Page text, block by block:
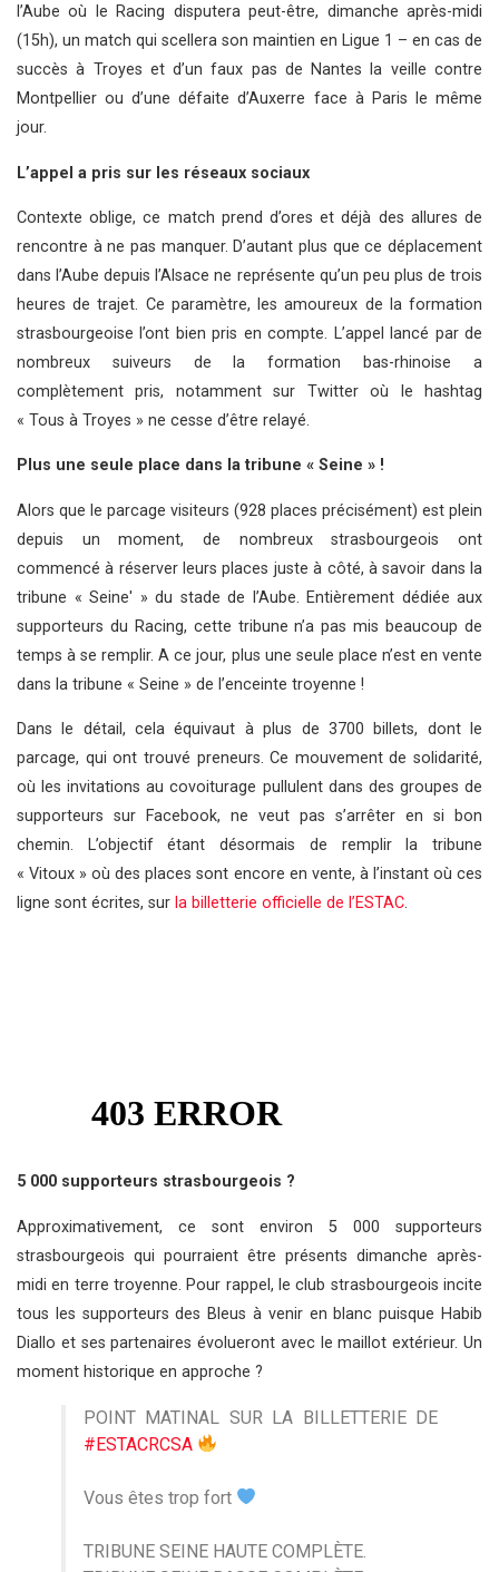
l’Aube où le Racing disputera peut-être, dimanche après-midi
(15h), un match qui scellera son maintien en Ligue 1 – en cas de
succès à Troyes et d’un faux pas de Nantes la veille contre
Montpellier ou d’une défaite d’Auxerre face à Paris le même
jour.
L’appel a pris sur les réseaux sociaux
Contexte oblige, ce match prend d’ores et déjà des allures de
rencontre à ne pas manquer. D’autant plus que ce déplacement
dans l’Aube depuis l’Alsace ne représente qu’un peu plus de trois
heures de trajet. Ce paramètre, les amoureux de la formation
strasbourgeoise l’ont bien pris en compte. L’appel lancé par de
nombreux suiveurs de la formation bas-rhinoise a
complètement pris, notamment sur Twitter où le hashtag
« Tous à Troyes » ne cesse d’être relayé.
Plus une seule place dans la tribune « Seine » !
Alors que le parcage visiteurs (928 places précisément) est plein
depuis un moment, de nombreux strasbourgeois ont
commencé à réserver leurs places juste à côté, à savoir dans la
tribune « Seine' » du stade de l’Aube. Entièrement dédiée aux
supporteurs du Racing, cette tribune n’a pas mis beaucoup de
temps à se remplir. A ce jour, plus une seule place n’est en vente
dans la tribune « Seine » de l’enceinte troyenne !
Dans le détail, cela équivaut à plus de 3700 billets, dont le
parcage, qui ont trouvé preneurs. Ce mouvement de solidarité,
où les invitations au covoiturage pullulent dans des groupes de
supporteurs sur Facebook, ne veut pas s’arrêter en si bon
chemin. L’objectif étant désormais de remplir la tribune
« Vitoux » où des places sont encore en vente, à l’instant où ces
ligne sont écrites, sur la billetterie officielle de l’ESTAC.
5 000 supporteurs strasbourgeois ?
Approximativement, ce sont environ 5 000 supporteurs
strasbourgeois qui pourraient être présents dimanche après-
midi en terre troyenne. Pour rappel, le club strasbourgeois incite
tous les supporteurs des Bleus à venir en blanc puisque Habib
Diallo et ses partenaires évolueront avec le maillot extérieur. Un
moment historique en approche ?
POINT MATINAL SUR LA BILLETTERIE DE
#ESTACRCSA
Vous êtes trop fort
TRIBUNE SEINE HAUTE COMPLÈTE.